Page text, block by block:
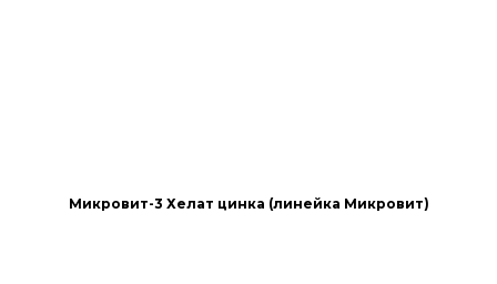
Микровит-3 Хелат цинка (линейка Микровит)